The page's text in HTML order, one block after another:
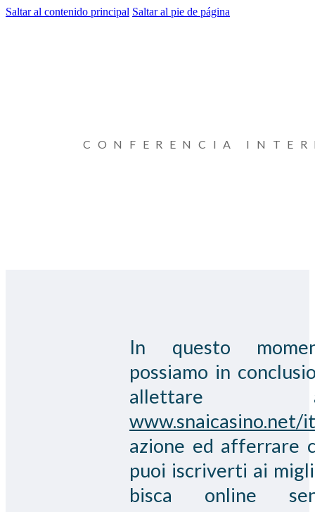
Saltar al contenido principal Saltar al pie de página
CONFERENCIA
In questo
possiamo in
allettare
www.snaicasino.net/
azione ed afferrare
puoi iscriverti ai
bisca online